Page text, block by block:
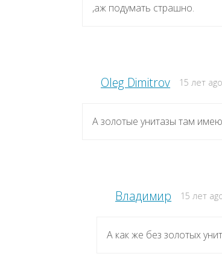
,аж подумать страшно.
Oleg Dimitrov 15 лет ago
А золотые унитазы там
Владимир 15 лет
А как же без золотых